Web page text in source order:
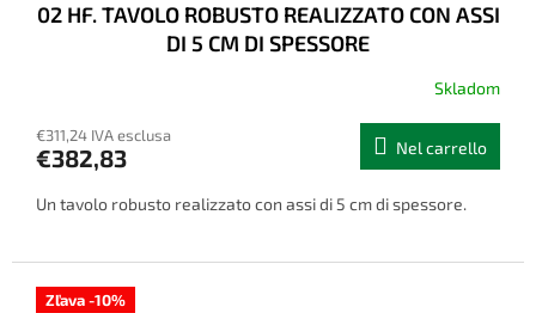
02 HF. TAVOLO ROBUSTO REALIZZATO CON ASSI
DI 5 CM DI SPESSORE
Skladom
€311,24 IVA esclusa
€382,83 Nel carrello
Un tavolo robusto realizzato con assi di 5 cm di spessore.
Zľava -10%